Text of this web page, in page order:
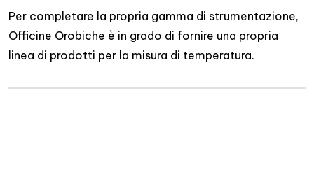
Per completare la propria gamma di strumentazione,
Officine Orobiche è in grado di fornire una propria
linea di prodotti per la misura di temperatura.